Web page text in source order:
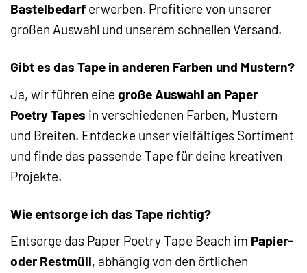
Bastelbedarf erwerben. Profitiere von unserer
großen Auswahl und unserem schnellen Versand.
Gibt es das Tape in anderen Farben und Mustern?
Ja, wir führen eine große Auswahl an Paper
Poetry Tapes in verschiedenen Farben, Mustern
und Breiten. Entdecke unser vielfältiges Sortiment
und finde das passende Tape für deine kreativen
Projekte.
Wie entsorge ich das Tape richtig?
Entsorge das Paper Poetry Tape Beach im Papier-
oder Restmüll, abhängig von den örtlichen